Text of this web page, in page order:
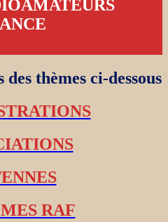
thèmes ci-dessous
RAF